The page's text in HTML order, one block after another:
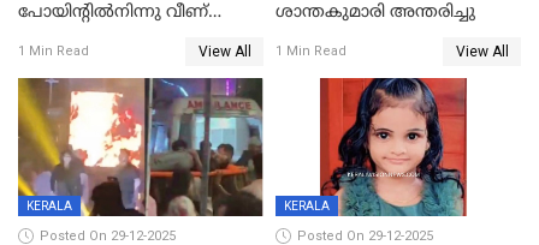
പോയിന്റിൽനിന്നു വീണ്
1 Min Read View All
ശാന്തകുമാരി അന്തരിച്ചു
1 Min Read View All
KERALA
Posted On 29-12-2025
KERALA
Posted On 29-12-2025